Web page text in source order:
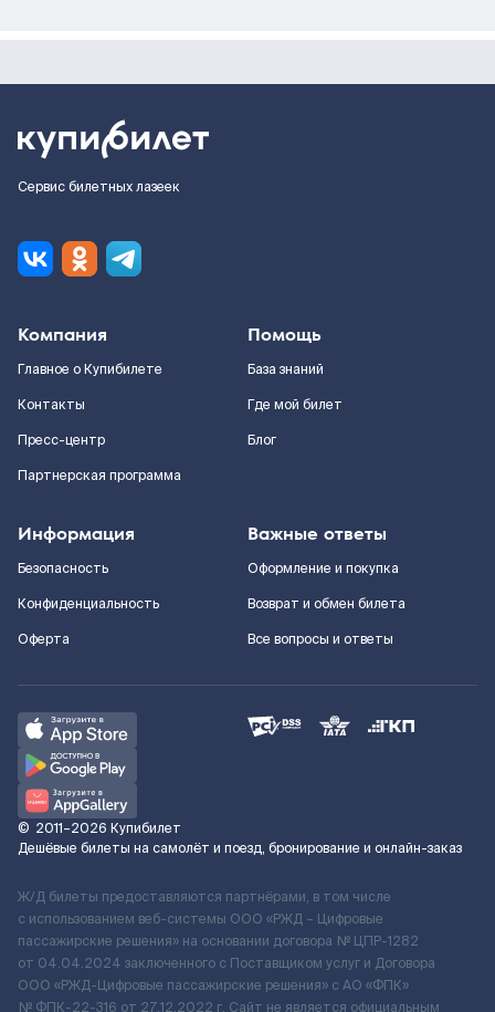
Сервис билетных лазеек
Компания
Главное о Купибилете
Контакты
Пресс-центр
Партнерская программа
Помощь
База знаний
Где мой билет
Блог
Информация
Безопасность
Конфиденциальность
Оферта
Важные ответы
Оформление и покупка
Возврат и обмен билета
Все вопросы и ответы
© 2011–2026 Купибилет
Дешёвые билеты на самолёт и поезд, бронирование и онлайн-заказ
Ж/Д билеты предоставляются партнёрами, в том числе
с использованием веб-системы ООО «РЖД – Цифровые
пассажирские решения» на основании договора № ЦПР-1282
от 04.04.2024 заключенного с Поставщиком услуг и Договора
ООО «РЖД-Цифровые пассажирские решения» c АО «ФПК»
№ ФПК-22-316 от 27.12.2022 г. Сайт не является официальным